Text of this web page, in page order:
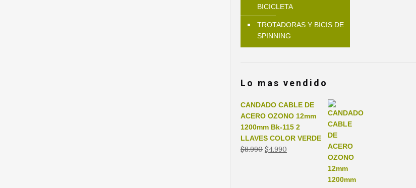
BICICLETA
TROTADORAS Y BICIS DE
SPINNING
Lo mas vendido
CANDADO CABLE DE
ACERO OZONO 12mm
1200mm Bk-115 2
LLAVES COLOR VERDE
$8.990 El
$4.990El